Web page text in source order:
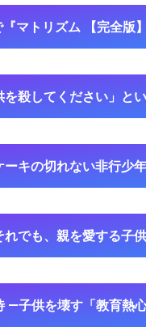
『マトリズム 【完全版
を殺してください」と
ーキの切れない非行少
れでも、親を愛する子
―子供を壊す「教育熱